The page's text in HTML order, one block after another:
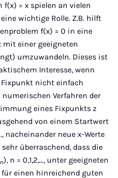
f(x) = x spielen an vielen
wichtige Rolle. Z.B. hilft
f(x) = 0 in eine
mit einer geeigneten
umzuwandeln. Dieses ist
Interesse, wenn
Fixpunkt nicht einfach
numerischen Verfahren der
eines Fixpunkts z
von einem Startwert
nacheinander neue x-Werte
überraschend, dass die
n), n = 0,1,2,..., unter geeigneten
einen hinreichend guten